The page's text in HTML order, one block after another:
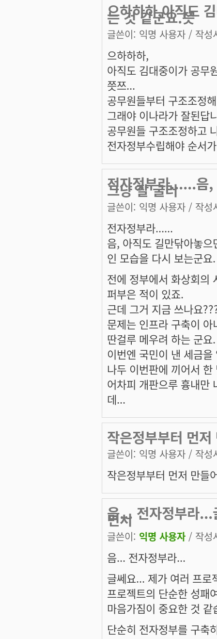
으하하하,아직도
는 것 같군요.쯧
글쓴이: 익명 사용자 / 작성
으하하하,
아직도 김대중이가 공무
쯧쯔...
공무원들부터 구조조정
그래야 이나라가 잘된답
공무원들 구조조정하고
전자정부수립해야 순서
전자정부라......음,
그냥 잘 굴러
글쓴이: 익명 사용자 / 작성
전자정부라......
음, 아직도 길만닦아놓
인 모습을 다시 보는군요.
전에 정부에서 화상회의
퍼부은 적이 있죠.
근데 그거 지금 쓰나요
문제는 인프라 구축이
딴걸루 메우려 하는 군요.
이번엔 국민이 낸 세금
나두 이번판에 끼어서
어차피 개판으루 흉내만
데...
작은정부부터 먼
글쓴이: 익명 사용자 / 작성
작은정부부터 먼저 만들
음... 전자정부라...
면서
글쓴이: 익명 사용자 / 작성
음... 전자정부라...
글쎄요... 제가 여러 프로
프로젝트의 단순한 성패
마음가짐이 중요한 것 같
단순히 전자정부를 구축